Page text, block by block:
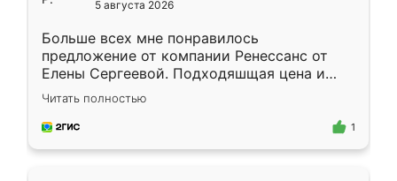
5 августа 2026
Больше всех мне понравилось
предложение от компании Ренессанс от
Елены Сергеевой. Подходяшщая цена и
короткие сроки изготовления. Приехавший
для замера сотрудник Владислав
предложил по моему эскизу самый
Читать полностью
1